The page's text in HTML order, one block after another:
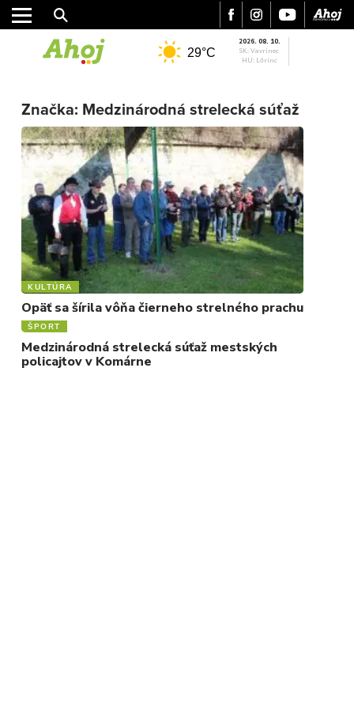
MESTO
REGIÓN
ŠPORT
KULTÚRA
FOTKY
VIDEO
MIX
29°C
2026. 08. 10.
SK: Vavrinec
HU: Lőrinc
Značka: Medzinárodná strelecká súťaž
KULTÚRA
Opäť sa šírila vôňa čierneho strelného prachu
ŠPORT
Medzinárodná strelecká súťaž mestských
policajtov v Komárne